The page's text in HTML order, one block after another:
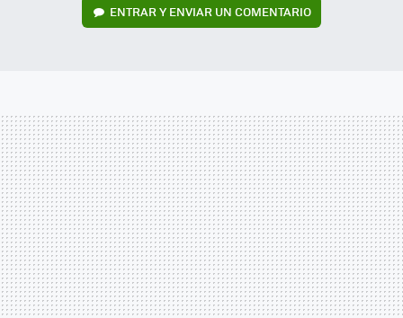
ENTRAR Y ENVIAR UN COMENTARIO